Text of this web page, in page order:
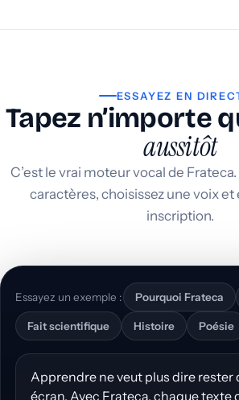
ESSAYEZ EN
Tapez n’importe
aussitôt
C’est le vrai moteur vocal de
caractères, choisissez une voix
inscription.
Essayez un exemple : Pourquoi Frateca
Fait scientifique Histoire Poésie
Texte à convertir en voix